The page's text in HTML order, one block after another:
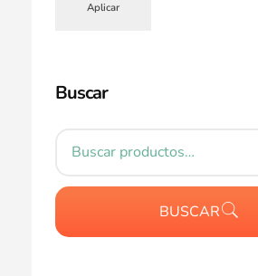
Aplicar
Buscar
BUSCAR